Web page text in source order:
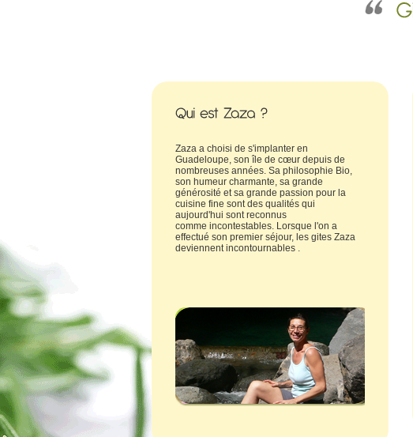
Zaza a choisi de s'implanter en
Guadeloupe, son île de cœur depuis de
nombreuses années. Sa philosophie Bio,
son humeur charmante, sa grande
générosité et sa grande passion pour la
cuisine fine sont des qualités qui
aujourd'hui sont reconnus
comme incontestables. Lorsque l'on a
effectué son premier séjour, les gites Zaza
deviennent incontournables .